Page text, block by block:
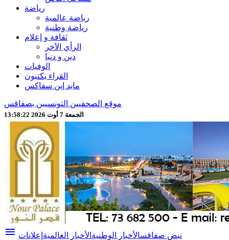
رياضة
رياضة عالمية
رياضة وطنية
ثقافة و إعلام
الرأي الآخر
دين و دنيا
الوفيات
القراء يكتبون
مايد إين سفاكس
موقع الصحفيين التونسيين بصفاقس
الجمعة 7 أوت 2026 13:58:24
menu نبض صفاقسالأخبار الوطنية الأخبار العالمية إعلانات